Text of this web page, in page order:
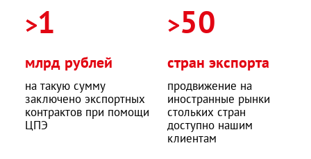
>1
млрд рублей
на такую сумму
заключено экспортных
контрактов при помощи
ЦПЭ
>50
стран экспорта
продвижение на
иностранные рынки
стольких стран
доступно нашим
клиентам